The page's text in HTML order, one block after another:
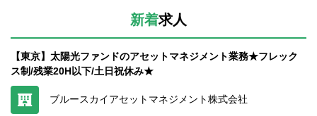
新着求人
【東京】太陽光ファンドのアセットマネジメント業務★フレック
ス制/残業20H以下/土日祝休み★
ブルースカイアセットマネジメント株式会社